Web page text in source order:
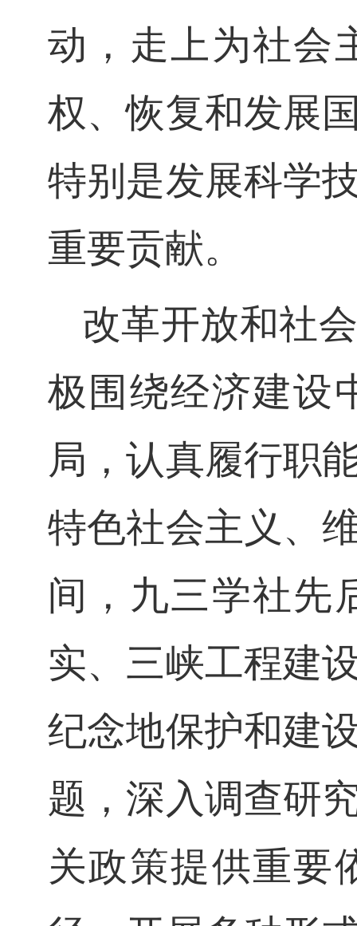
动，走上为社会
权、恢复和发展
特别是发展科学
重要贡献。
改革开放和社
极围绕经济建设
局，认真履行职
特色社会主义、
间，九三学社先
实、三峡工程建
纪念地保护和建
题，深入调查研
关政策提供重要